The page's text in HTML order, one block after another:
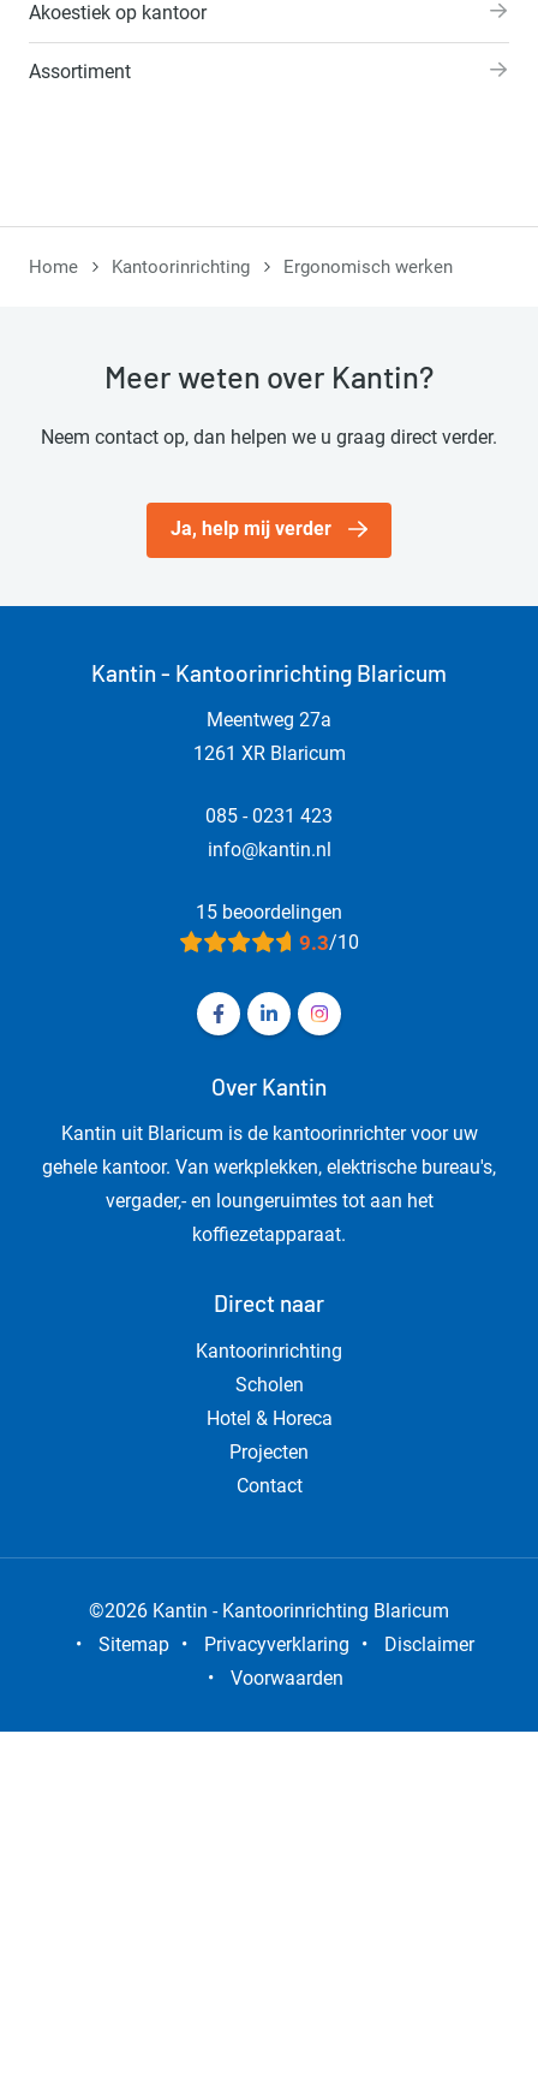
Akoestiek op kantoor
Assortiment
Home Kantoorinrichting Ergonomisch werken
Meer weten over Kantin?
Neem contact op, dan helpen we u graag direct verder.
Ja, help mij verder
Kantin - Kantoorinrichting Blaricum
Meentweg 27a
1261 XR Blaricum
085 - 0231 423
info@kantin.nl
15 beoordelingen
9.3/10
Volg ons op Facebook Kantin -
Volg ons op LinkedIn Kantin
Volg ons op Instagram
Over Kantin
Kantin uit Blaricum is de kantoorinrichter voor uw
gehele kantoor. Van werkplekken, elektrische bureau's,
vergader,- en loungeruimtes tot aan het
koffiezetapparaat.
Direct naar
Kantoorinrichting
Scholen
Hotel & Horeca
Projecten
Contact
©2026 Kantin - Kantoorinrichting Blaricum
•
Sitemap • Privacyverklaring •
Disclaimer
•
Voorwaarden